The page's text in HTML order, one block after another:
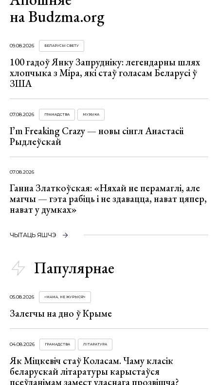
на Budzma.org
09.08.2026 БЕЛАРУСЫ СВЕТУ
100 гадоў Янку Запрудніку: легендарны шлях
хлопчыка з Міра, які стаў голасам Беларусі ў
ЗША
07.08.2026 ГРАМАДСТВА МУЗЫКА
I’m Freaking Crazy — новы сінгл Анастасіі
Рыдлеўскай
07.08.2026
Ганна Златкоўская: «Няхай не перамаглі, але
магчы — гэта рабіць і не здавацца, нават цяпер,
нават у думках»
ЧЫТАЦЬ ЯШЧЭ
Папулярнае
05.08.2026 «МАМА, НЕ ЖУРЫСЯ!»
Залегчы на дно ў Крыме
04.08.2026 ГРАМАДСТВА ЛІТАРАТУРА
Як Міцкевіч стаў Коласам. Чаму класік
беларускай літаратуры карыстаўся
псеўданімам замест уласнага прозвішча?